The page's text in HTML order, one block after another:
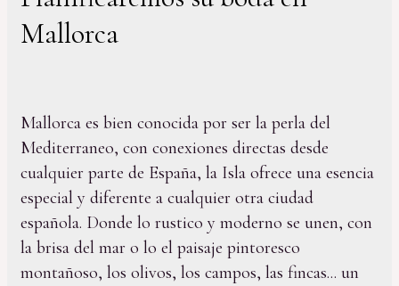
Mallorca
Mallorca es bien conocida por ser la perla del
Mediterraneo, con conexiones directas desde
cualquier parte de España, la Isla ofrece una esencia
especial y diferente a cualquier otra ciudad
española. Donde lo rustico y moderno se unen, con
la brisa del mar o lo el paisaje pintoresco
montañoso, los olivos, los campos, las fincas... un